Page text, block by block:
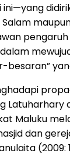
ini—yang
besaran”
Latuharhary
Maluku
dan
(2009: